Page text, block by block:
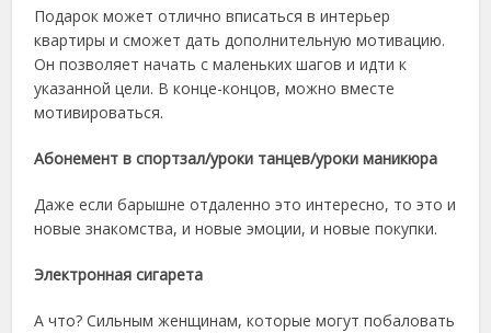
Подарок может отлично вписаться в интерьер
квартиры и сможет дать дополнительную мотивацию.
Он позволяет начать с маленьких шагов и идти к
указанной цели. В конце-концов, можно вместе
мотивироваться.
Абонемент в спортзал/уроки танцев/уроки маникюра
Даже если барышне отдаленно это интересно, то это и
новые знакомства, и новые эмоции, и новые покупки.
Электронная сигарета
А что? Сильным женщинам, которые могут побаловать